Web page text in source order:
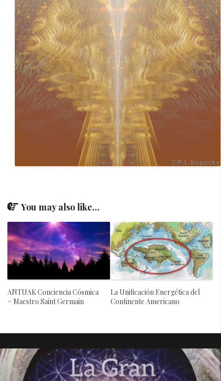
You may also like...
ANTUAK Conciencia Cósmica
= Maestro Saint Germain
La Unificación Energética del
Continente Americano